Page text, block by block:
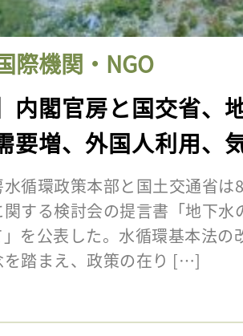
際機関・NGO
内閣官房と国交省、
要増、外国人利用、
循環政策本部と国土交通省は
する検討会の提言書「地下
を公表した。水循環基本法の
を踏まえ、政策の在り […]